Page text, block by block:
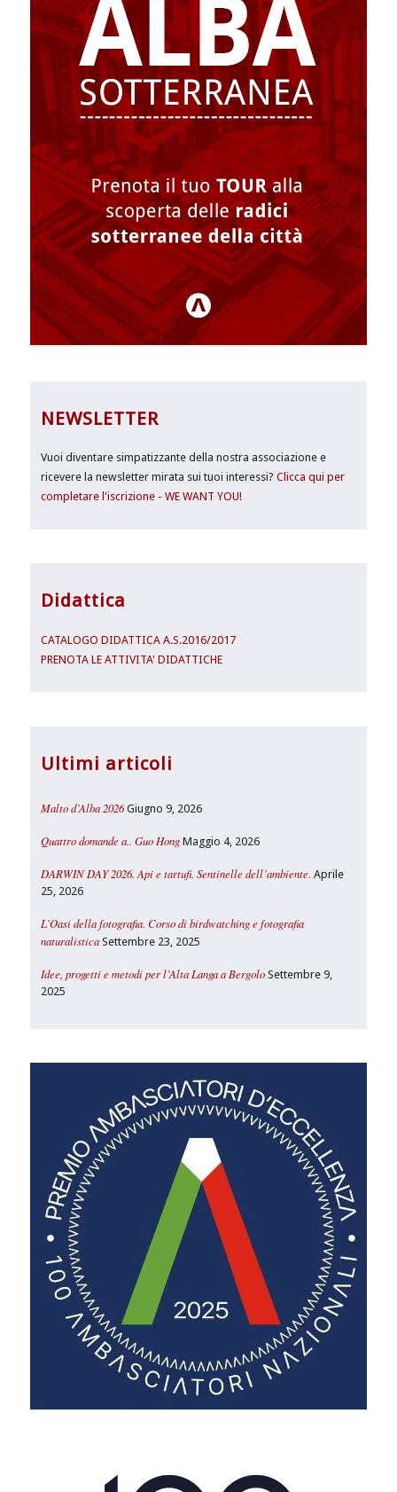
NEWSLETTER
Vuoi diventare simpatizzante della nostra associazione e
ricevere la newsletter mirata sui tuoi interessi?Clicca qui per
completare l'iscrizione - WE WANT YOU!
Didattica
CATALOGO DIDATTICA A.S.2016/2017
PRENOTA LE ATTIVITA' DIDATTICHE
Ultimi articoli
Malto d’Alba 2026 Giugno 9, 2026
Quattro domande a.. Guo Hong Maggio 4, 2026
DARWIN DAY 2026. Api e tartufi. Sentinelle dell’ambiente. Aprile
25, 2026
L’Oasi della fotografia. Corso di birdwatching e fotografia
naturalistica Settembre 23, 2025
Idee, progetti e metodi per l’Alta Langa a Bergolo Settembre 9,
2025